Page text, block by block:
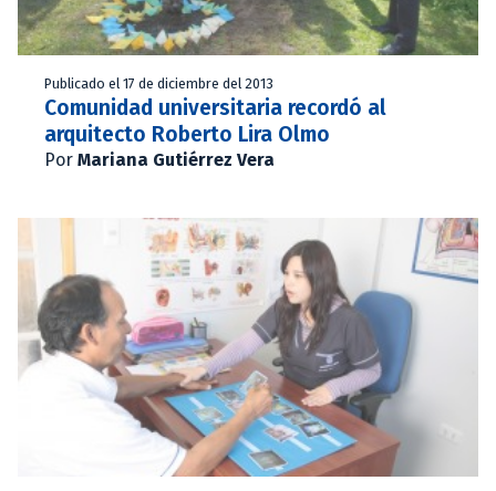
Publicado el 17 de diciembre del 2013
Comunidad universitaria recordó al
arquitecto Roberto Lira Olmo
Por Mariana Gutiérrez Vera